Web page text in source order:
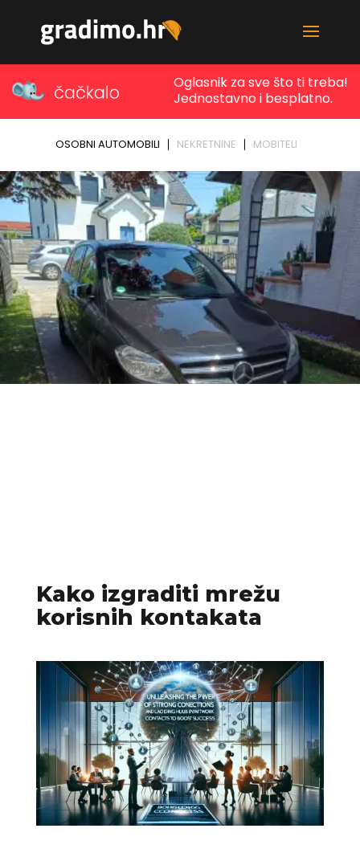
Kako izgraditi mrežu
korisnih kontakata​